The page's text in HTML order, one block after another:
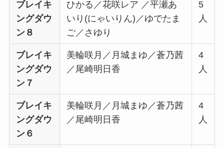
ブレイキ
ングダウ
ン８
ひかる／花咲レア ／平瀬あ
いり(にゃいりん)／ ゆでたま
ご／ さゆり
5
人
ブレイキ
ングダウ
ン７
美輪咲月／月城まゆ／蒼乃茜
／尾崎明日香
4
人
ブレイキ
ングダウ
ン６
美輪咲月／月城まゆ／蒼乃茜
／尾崎明日香
4
人